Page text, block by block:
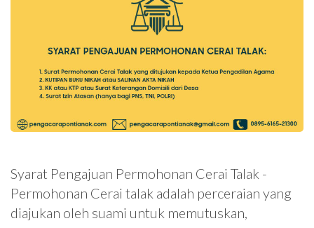
Syarat Pengajuan Permohonan Cerai Talak -
Permohonan Cerai talak adalah perceraian yang
diajukan oleh suami untuk memutuskan,